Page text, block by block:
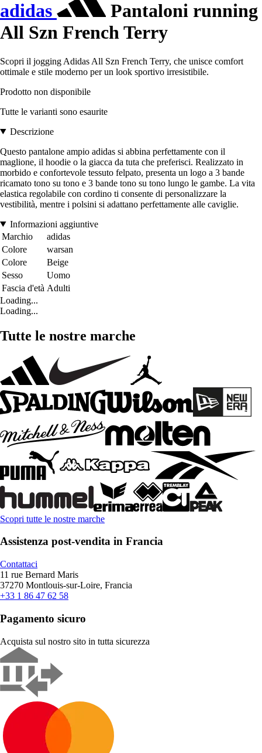
adidas
Pantaloni running
All Szn French Terry
Scopri il jogging Adidas All Szn French Terry, che unisce comfort
ottimale e stile moderno per un look sportivo irresistibile.
Prodotto non disponibile
Tutte le varianti sono esaurite
Descrizione
Questo pantalone ampio adidas si abbina perfettamente con il
maglione, il hoodie o la giacca da tuta che preferisci. Realizzato in
morbido e confortevole tessuto felpato, presenta un logo a 3 bande
ricamato tono su tono e 3 bande tono su tono lungo le gambe. La vita
elastica regolabile con cordino ti consente di personalizzare la
vestibilità, mentre i polsini si adattano perfettamente alle caviglie.
Informazioni aggiuntive
Marchio
adidas
Colore
warsan
Colore
Beige
Sesso
Uomo
Fascia d'età Adulti
Loading...
Loading...
Tutte le nostre marche
Scopri tutte le nostre marche
Assistenza post-vendita in Francia
Contattaci
11 rue Bernard Maris
37270 Montlouis-sur-Loire, Francia
+33 1 86 47 62 58
Pagamento sicuro
Acquista sul nostro sito in tutta sicurezza